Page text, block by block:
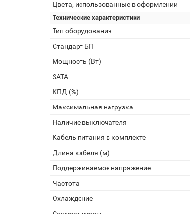
Цвета, использованные в оформлении
Технические характеристики
Тип оборудования
Стандарт БП
Мощность (Вт)
SATA
КПД (%)
Максимальная нагрузка
Наличие выключателя
Кабель питания в комплекте
Длина кабеля (м)
Поддерживаемое напряжение
Частота
Охлаждение